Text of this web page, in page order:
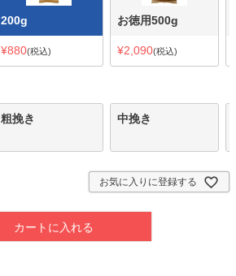
200g
¥880 税込
お徳用500g
¥2,090 税込
粗挽き 中挽き
お気に入りに登録する
カートに入れる